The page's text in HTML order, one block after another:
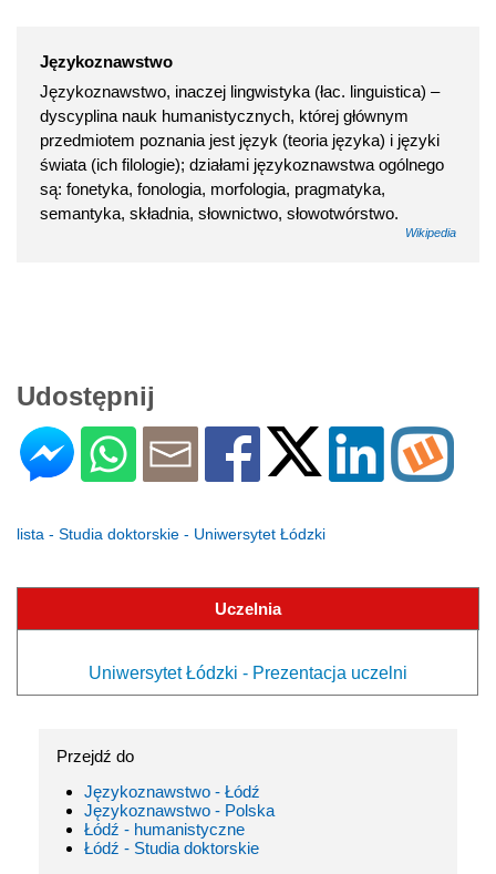
Językoznawstwo
Językoznawstwo, inaczej lingwistyka (łac. linguistica) –
dyscyplina nauk humanistycznych, której głównym
przedmiotem poznania jest język (teoria języka) i języki
świata (ich filologie); działami językoznawstwa ogólnego
są: fonetyka, fonologia, morfologia, pragmatyka,
semantyka, składnia, słownictwo, słowotwórstwo.
Wikipedia
Udostępnij
lista - Studia doktorskie - Uniwersytet Łódzki
Uczelnia
Uniwersytet Łódzki - Prezentacja uczelni
Przejdź do
Językoznawstwo - Łódź
Językoznawstwo - Polska
Łódź - humanistyczne
Łódź - Studia doktorskie